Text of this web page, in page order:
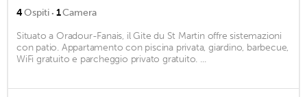
4Ospiti · 1Camera
Situato a Oradour-Fanais, il Gite du St Martin offre sistemazioni
con patio. Appartamento con piscina privata, giardino, barbecue,
WiFi gratuito e parcheggio privato gratuito. ...